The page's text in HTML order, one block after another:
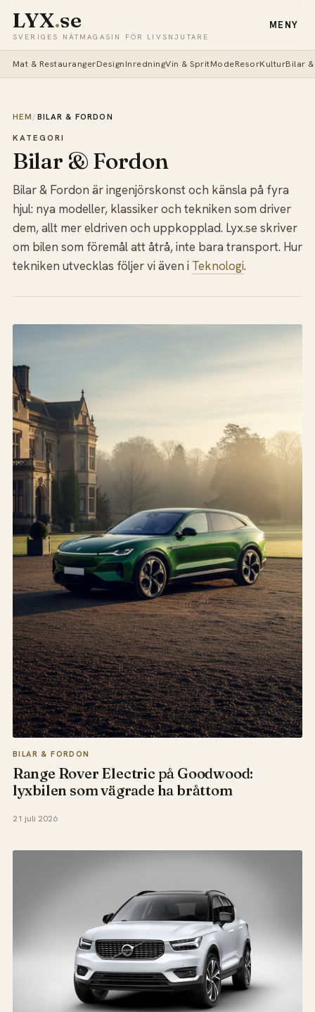
LYX.se
SVERIGES NÄTMAGASIN FÖR LIVSNJUTARE
MENY
Mat & RestaurangerDesignInredningVin & SpritModeResorKulturBilar
HEM / BILAR & FORDON
KATEGORI
Bilar & Fordon
Bilar & Fordon är ingenjörskonst och känsla på fyra
hjul: nya modeller, klassiker och tekniken som driver
dem, allt mer eldriven och uppkopplad. Lyx.se skriver
om bilen som föremål att åtrå, inte bara transport. Hur
tekniken utvecklas följer vi även i Teknologi.
BILAR & FORDON
Range Rover Electric på Goodwood:
lyxbilen som vägrade ha bråttom
21 juli 2026